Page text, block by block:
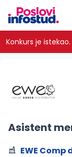
Konkurs je istekao.
Asistent
EWE Comp